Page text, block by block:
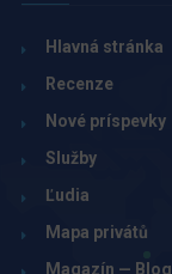
Hlavná stránka
Recenze
Nové príspevky
Služby
Ľudia
Mapa privátů
Magazín — Blog